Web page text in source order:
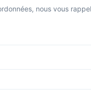
nous vous